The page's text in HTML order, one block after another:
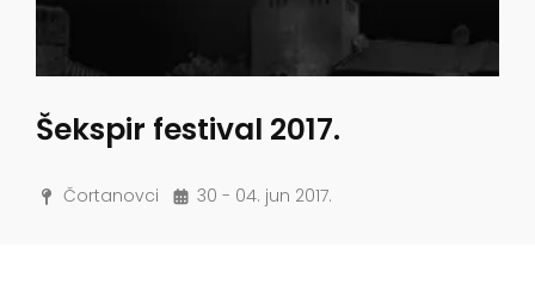
Šekspir festival 2017.
Čortanovci 30 - 04. jun 2017.